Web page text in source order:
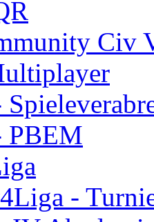
Civ
PBEM
-